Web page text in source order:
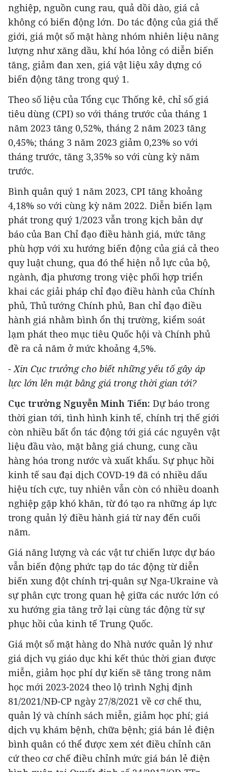
nghiệp, nguồn cung rau, quả dồi dào, giá cả
không có biến động lớn. Do tác động của giá thế
giới, giá một số mặt hàng nhóm nhiên liệu năng
lượng như xăng dầu, khí hóa lỏng có diễn biến
tăng, giảm đan xen, giá vật liệu xây dựng có
biến động tăng trong quý 1.
Theo số liệu của Tổng cục Thống kê, chỉ số giá
tiêu dùng (CPI) so với tháng trước của tháng 1
năm 2023 tăng 0,52%, tháng 2 năm 2023 tăng
0,45%; tháng 3 năm 2023 giảm 0,23% so với
tháng trước, tăng 3,35% so với cùng kỳ năm
trước.
Bình quân quý 1 năm 2023, CPI tăng khoảng
4,18% so với cùng kỳ năm 2022. Diễn biến lạm
phát trong quý 1/2023 vẫn trong kịch bản dự
báo của Ban Chỉ đạo điều hành giá, mức tăng
phù hợp với xu hướng biến động của giá cả theo
quy luật chung, qua đó thể hiện nỗ lực của bộ,
ngành, địa phương trong việc phối hợp triển
khai các giải pháp chỉ đạo điều hành của Chính
phủ, Thủ tướng Chính phủ, Ban chỉ đạo điều
hành giá nhằm bình ổn thị trường, kiểm soát
lạm phát theo mục tiêu Quốc hội và Chính phủ
đề ra cả năm ở mức khoảng 4,5%.
- Xin Cục trưởng cho biết những yếu tố gây áp
lực lớn lên mặt bằng giá trong thời gian tới?
Cục trưởng Nguyễn Minh Tiến: Dự báo trong
thời gian tới, tình hình kinh tế, chính trị thế giới
còn nhiều bất ổn tác động tới giá các nguyên vật
liệu đầu vào, mặt bằng giá chung, cung cầu
hàng hóa trong nước và xuất khẩu. Sự phục hồi
kinh tế sau đại dịch COVD-19 đã có nhiều dấu
hiệu tích cực, tuy nhiên vẫn còn có nhiều doanh
nghiệp gặp khó khăn, từ đó tạo ra những áp lực
trong quản lý điều hành giá từ nay đến cuối
năm.
Giá năng lượng và các vật tư chiến lược dự báo
vẫn biến động phức tạp do tác động từ diễn
biến xung đột chính trị-quân sự Nga-Ukraine và
sự phân cực trong quan hệ giữa các nước lớn có
xu hướng gia tăng trở lại cùng tác động từ sự
phục hồi của kinh tế Trung Quốc.
Giá một số mặt hàng do Nhà nước quản lý như
giá dịch vụ giáo dục khi kết thúc thời gian được
miễn, giảm học phí dự kiến sẽ tăng trong năm
học mới 2023-2024 theo lộ trình Nghị định
81/2021/NĐ-CP ngày 27/8/2021 về cơ chế thu,
quản lý và chính sách miễn, giảm học phí; giá
dịch vụ khám bệnh, chữa bệnh; giá bán lẻ điện
bình quân có thể được xem xét điều chỉnh căn
cứ theo cơ chế điều chỉnh mức giá bán lẻ điện